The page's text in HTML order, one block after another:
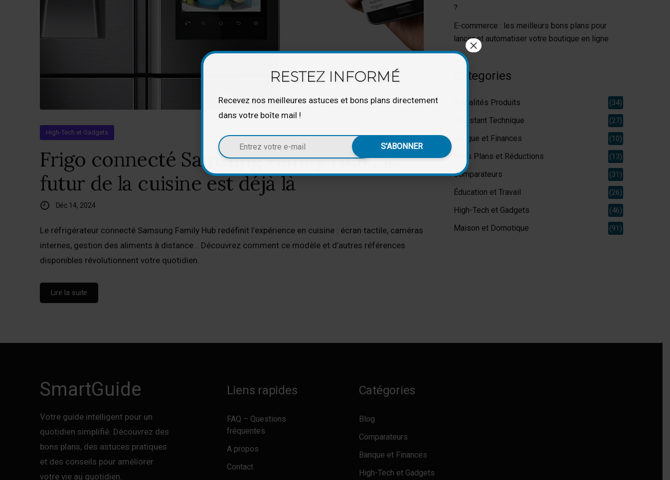
High-Tech et Gadgets
Frigo connecté Samsung Family Hub : le
futur de la cuisine est déjà là
Déc 14, 2024
Le réfrigérateur connecté Samsung Family Hub redéfinit l’expérience en cuisine : écran tactile, caméras
internes, gestion des aliments à distance… Découvrez comment ce modèle et d’autres références
disponibles révolutionnent votre quotidien.
Lire la suite
?
E-commerce : les meilleurs bons plans pour
lancer et automatiser votre boutique en ligne
Categories
Actualités Produits (34)
Assistant Technique (27)
Banque et Finances (10)
Bons Plans et Réductions (13)
Comparateurs (31)
Éducation et Travail (26)
High-Tech et Gadgets (46)
Maison et Domotique (91)
SmartGuide
Votre guide intelligent pour un
quotidien simplifié. Découvrez des
bons plans, des astuces pratiques
et des conseils pour améliorer
votre vie au quotidien.
Liens rapides
FAQ – Questions
fréquentes
A propos
Contact
Catégories
Blog
Comparateurs
Banque et Finances
High-Tech et Gadgets
RESTEZ INFORMÉ
Recevez nos meilleures astuces et bons plans directement
dans votre boîte mail !
×